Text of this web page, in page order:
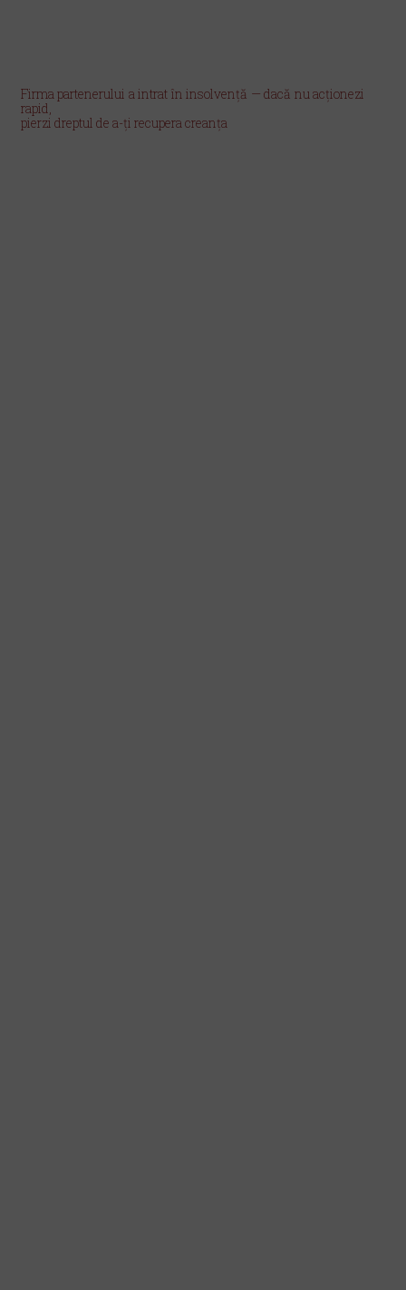
Firma partenerului a intrat în insolvență — dacă nu acționezi
rapid,
pierzi dreptul de a-ți recupera creanța